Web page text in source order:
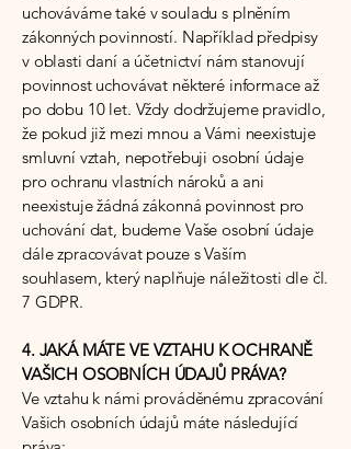
uchováváme také v souladu s plněním
zákonných povinností. Například předpisy
v oblasti daní a účetnictví nám stanovují
povinnost uchovávat některé informace až
po dobu 10 let. Vždy dodržujeme pravidlo,
že pokud již mezi mnou a Vámi neexistuje
smluvní vztah, nepotřebuji osobní údaje
pro ochranu vlastních nároků a ani
neexistuje žádná zákonná povinnost pro
uchování dat, budeme Vaše osobní údaje
dále zpracovávat pouze s Vaším
souhlasem, který naplňuje náležitosti dle čl.
7 GDPR.
4. JAKÁ MÁTE VE VZTAHU K OCHRANĚ
VAŠICH OSOBNÍCH ÚDAJŮ PRÁVA?
Ve vztahu k námi prováděnému zpracování
Vašich osobních údajů máte následující